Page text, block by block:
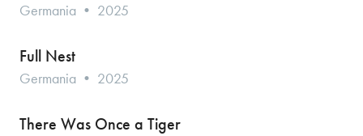
Germania • 2025
Full Nest
Germania • 2025
There Was Once a Tiger